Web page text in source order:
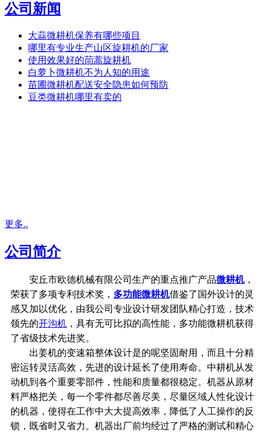
公司新闻
大蒜微耕机保养有哪些项目
哪里有专业生产山区旋耕机的厂家
使用效果好的茼蒿旋耕机
白萝卜微耕机不为人知的用途
苗圃微耕机配送安全隐患如何预防
豆类微耕机哪里有卖的
更多..
公司简介
安丘市欧德机械有限公司生产的重点推广产品微耕机，
荣获了多项专利技术奖， 多功能微耕机借鉴了国外设计的灵
感又加以优化，由我公司专业设计研发团队精心打造，技术
领先的开沟机 ，具有无可比拟的高性能，多功能微耕机获得
了省级技术先进奖。
出姜机的变速箱整体设计是的呢坚固耐用，而且十分精
密运转灵活高效，先进的设计延长了使用寿命。中耕机从发
动机到各个重要零部件，性能和质量都很稳定。机器从原材
料严格把关，每一个零件都尽善尽美，尽量区域人性化设计
的机器，使得在工作中大大提高效率，降低了人工操作的反
锁，既省时又省力。机器出厂前均经过了严格的测试和精心